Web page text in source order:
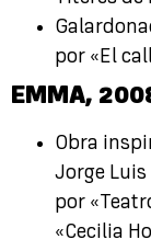
por «El
EMMA,
Obra
Jorge
por
«Cecilia